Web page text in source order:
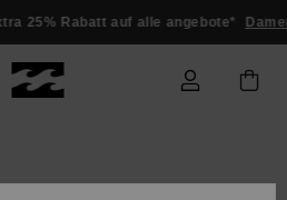
auf alle angebote* Damen Herren